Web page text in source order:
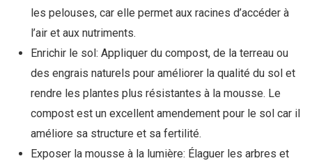
les pelouses, car elle permet aux racines d’accéder à
l’air et aux nutriments.
Enrichir le sol: Appliquer du compost, de la terreau ou
des engrais naturels pour améliorer la qualité du sol et
rendre les plantes plus résistantes à la mousse. Le
compost est un excellent amendement pour le sol car il
améliore sa structure et sa fertilité.
Exposer la mousse à la lumière: Élaguer les arbres et